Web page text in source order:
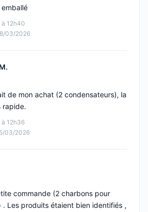
12h40
03/2026
12h36
03/2026
de mon achat (2 condensateurs), la
rapide.
commande (2 charbons pour
. Les produits étaient bien identifiés ,